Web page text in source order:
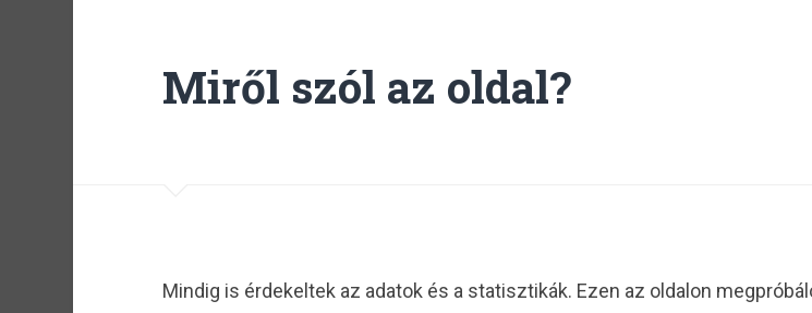
Miről szól az oldal?
Mindig is érdekeltek az adatok és a statisztikák. Ezen az oldalon